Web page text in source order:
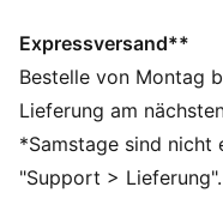
Trikots besteht aus
bietet mit dem
Topniveau. Diese
Nummern der Spieler
FEATURES +
LIGHT:
Expressversand**
Bestelle von Montag
Lieferung am
*Samstage sind nicht
"Support > Lieferung".